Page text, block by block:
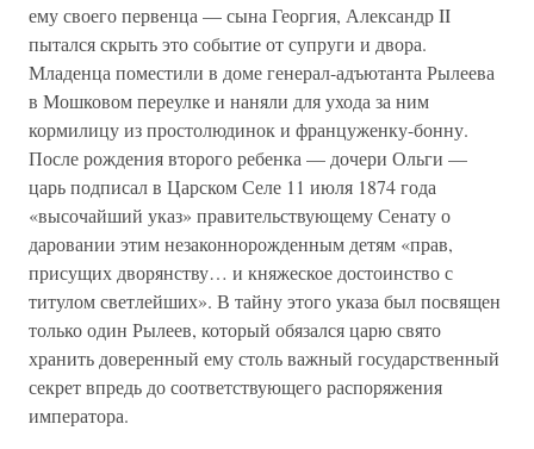
ему своего первенца — сына Георгия, Александр II
пытался скрыть это событие от супруги и двора.
Младенца поместили в доме генерал-адъютанта Рылеева
в Мошковом переулке и наняли для ухода за ним
кормилицу из простолюдинок и француженку-бонну.
После рождения второго ребенка — дочери Ольги —
царь подписал в Царском Селе 11 июля 1874 года
«высочайший указ» правительствующему Сенату о
даровании этим незаконнорожденным детям «прав,
присущих дворянству… и княжеское достоинство с
титулом светлейших». В тайну этого указа был посвящен
только один Рылеев, который обязался царю свято
хранить доверенный ему столь важный государственный
секрет впредь до соответствующего распоряжения
императора.